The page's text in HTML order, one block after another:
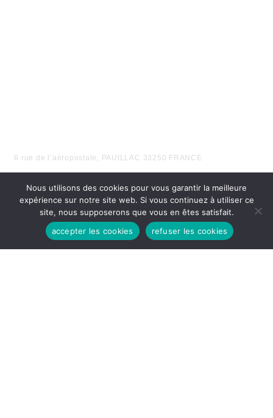
6 rue de l’aéropostale, PAUILLAC 33250 FRANCE
Nous utilisons des cookies pour vous garantir la meilleure
expérience sur notre site web. Si vous continuez à utiliser ce
site, nous supposerons que vous en êtes satisfait.
accepter les cookies
refuser les cookies